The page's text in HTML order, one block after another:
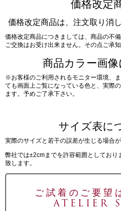
価格改定
価格改定商品は、注文取り消
価格改定商品につきましては、商品の不
ご交換はお受け出来ません。その点ご承
商品カラー画
※お客様のご利用されるモニター環境、
ても画面上ご覧になっている色と、実際
ます。予めご了承下さい。
サイズ表に
実際のサイズと若干の誤差が生じる場合が
弊社では±2cmまでを許容範囲としてお
致します。
ご試着のご要
ATELIER